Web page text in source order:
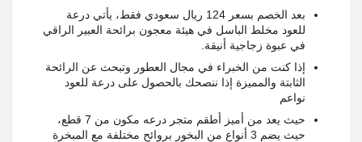
بعد الخصم بسعر 124 ريال سعودي فقط، يأتي درعة
للعود مخلط الباسل في هيئة معجون برائحة العبير الراقي
في عبوة زجاجية أنيقة.
إذا كنت من الخبراء في مجال العطور وتبحث عن الرائحة
الثابتة والمميزة إذا ننصحك بالحصول على درعة للعود
نواعم
حيث يعد من أميز أطقم متجر درعه مكون من 7 قطع،
حيث يضم 3 أنواع من البخور بروائح مختلفة مع المبخرة